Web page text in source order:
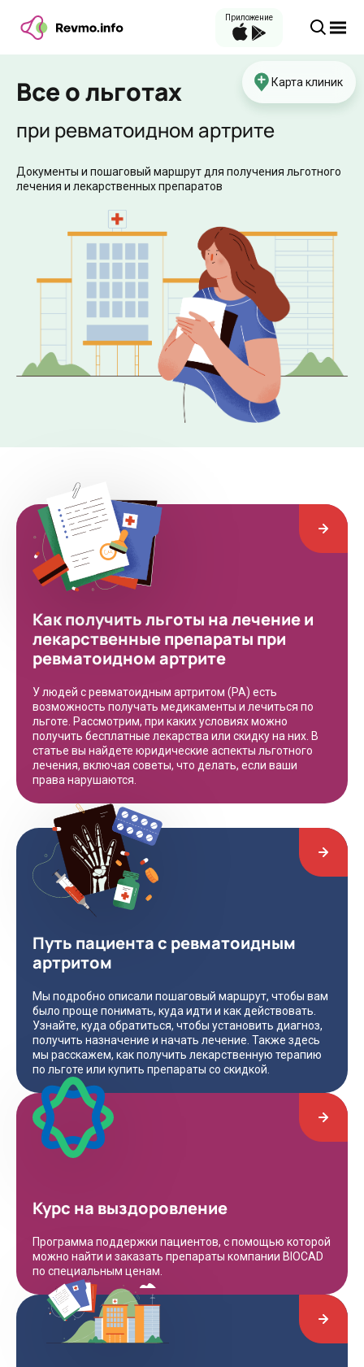
Приложение
Карта клиник
Все о льготах
при ревматоидном артрите
Документы и пошаговый маршрут для получения льготного
лечения и лекарственных препаратов
Как получить льготы на лечение и
лекарственные препараты при
ревматоидном артрите
У людей с ревматоидным артритом (РА) есть
возможность получать медикаменты и лечиться по
льготе. Рассмотрим, при каких условиях можно
получить бесплатные лекарства или скидку на них. В
статье вы найдете юридические аспекты льготного
лечения, включая советы, что делать, если ваши
права нарушаются.
Путь пациента с ревматоидным
артритом
Мы подробно описали пошаговый маршрут, чтобы вам
было проще понимать, куда идти и как действовать.
Узнайте, куда обратиться, чтобы установить диагноз,
получить назначение и начать лечение. Также здесь
мы расскажем, как получить лекарственную терапию
по льготе или купить препараты со скидкой.
Курс на выздоровление
Программа поддержки пациентов, с помощью которой
можно найти и заказать препараты компании BIOCAD
по специальным ценам.